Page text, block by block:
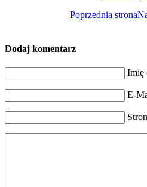
Poprzednia strona
Dodaj komentarz
Imię
E-